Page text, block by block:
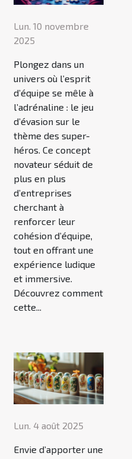
Lun. 10 novembre
2025
Plongez dans un
univers où l’esprit
d’équipe se mêle à
l’adrénaline : le jeu
d’évasion sur le
thème des super-
héros. Ce concept
novateur séduit de
plus en plus
d’entreprises
cherchant à
renforcer leur
cohésion d’équipe,
tout en offrant une
expérience ludique
et immersive.
Découvrez comment
cette...
Lun. 4 août 2025
Envie d’apporter une